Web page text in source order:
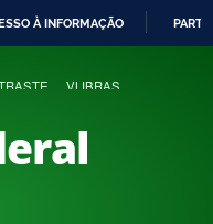
À INFORMAÇÃO
VLIBRAS